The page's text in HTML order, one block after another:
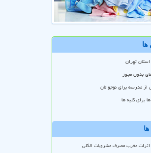
ها
تهران
بدون مجوز
مدرسه برای نوجوانان
برای کلیه ها
مخرب مصرف مشروبات الکلی